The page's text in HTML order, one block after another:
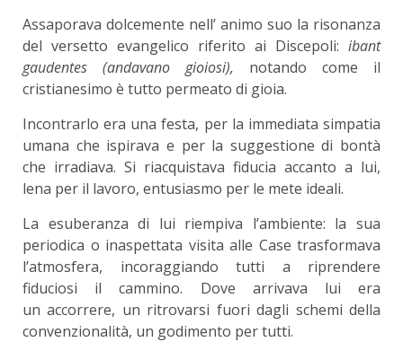
Assaporava dolcemente nell’ animo suo la risonanza
del versetto evangelico riferito ai Discepoli: ibant
gaudentes (andavano gioiosi), notando come il
cristianesimo è tutto permeato di gioia.
Incontrarlo era una festa, per la immediata simpatia
umana che ispirava e per la suggestione di bontà
che irradiava. Si riacquistava fiducia accanto a lui,
lena per il lavoro, entusiasmo per le mete ideali.
La esuberanza di lui riempiva l’ambiente: la sua
periodica o inaspettata visita alle Case trasformava
l’atmosfera, incoraggiando tutti a riprendere
fiduciosi il cammino. Dove arrivava lui era
un accorrere, un ritrovarsi fuori dagli schemi della
convenzionalità, un godimento per tutti.